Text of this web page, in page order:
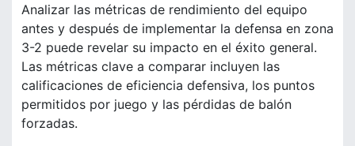
Analizar las métricas de rendimiento del equipo
antes y después de implementar la defensa en zona
3-2 puede revelar su impacto en el éxito general.
Las métricas clave a comparar incluyen las
calificaciones de eficiencia defensiva, los puntos
permitidos por juego y las pérdidas de balón
forzadas.